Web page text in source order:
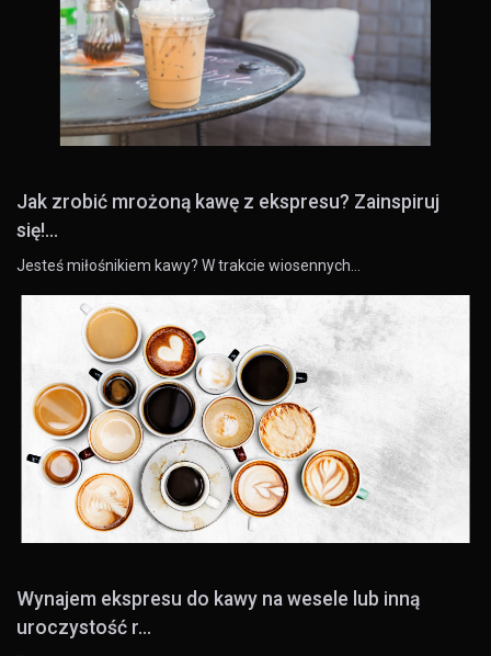
Jak zrobić mrożoną kawę z ekspresu? Zainspiruj
się!...
Jesteś miłośnikiem kawy? W trakcie wiosennych…
Wynajem ekspresu do kawy na wesele lub inną
uroczystość r...